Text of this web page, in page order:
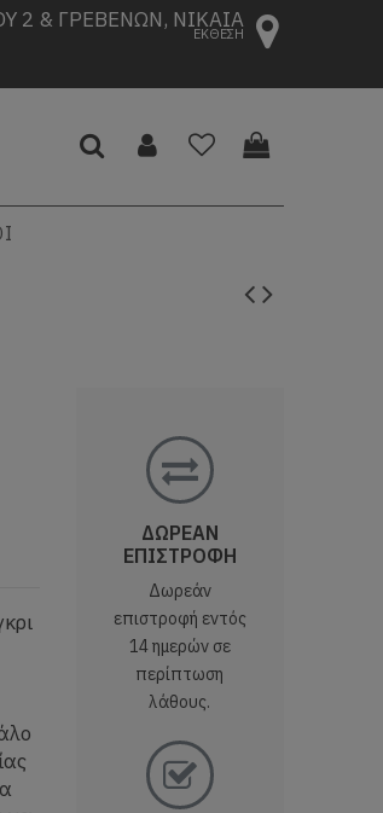
2 & ΓΡΕΒΕΝΩΝ, ΝΙΚΑΙΑ
ΕΚΘΕΣΗ
ΔΩΡΕΑΝ
ΕΠΙΣΤΡΟΦΗ
Δωρεάν
επιστροφή εντός
14 ημερών σε
περίπτωση
λάθους.